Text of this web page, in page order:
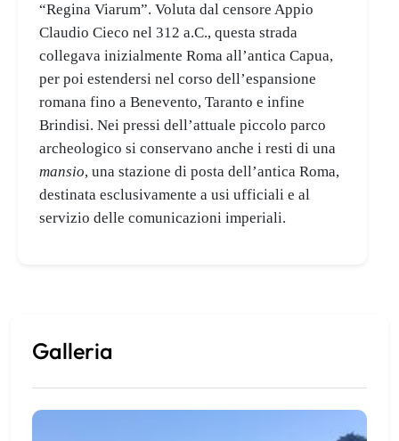
“Regina Viarum”. Voluta dal censore Appio
Claudio Cieco nel 312 a.C., questa strada
collegava inizialmente Roma all’antica Capua,
per poi estendersi nel corso dell’espansione
romana fino a Benevento, Taranto e infine
Brindisi. Nei pressi dell’attuale piccolo parco
archeologico si conservano anche i resti di una
mansio, una stazione di posta dell’antica Roma,
destinata esclusivamente a usi ufficiali e al
servizio delle comunicazioni imperiali.
Galleria